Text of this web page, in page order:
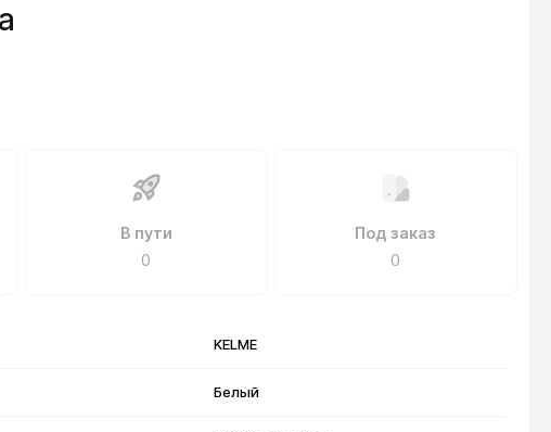
В пути
0
Под заказ
0
KELME
Белый